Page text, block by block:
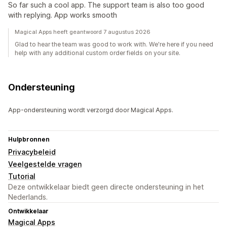
So far such a cool app. The support team is also too good
with replying. App works smooth
Magical Apps heeft geantwoord 7 augustus 2026
Glad to hear the team was good to work with. We're here if you need
help with any additional custom order fields on your site.
Ondersteuning
App-ondersteuning wordt verzorgd door Magical Apps.
Hulpbronnen
Privacybeleid
Veelgestelde vragen
Tutorial
Deze ontwikkelaar biedt geen directe ondersteuning in het
Nederlands.
Ontwikkelaar
Magical Apps